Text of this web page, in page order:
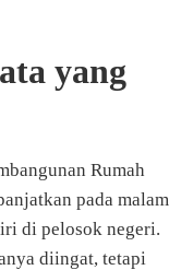
yang
Rumah
pada malam
di pelosok negeri.
diingat, tetapi